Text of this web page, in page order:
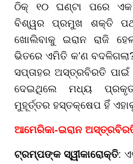
ଠିକ୍ ୧୦ ଘଣ୍ଟା ପରେ ଏକ
ବିଶ୍ୱର ପ୍ରମୁଖ ଶକ୍ତି
ଖୋଲିବାକୁ ଇରାନ ରାଜି
ଭିତରେ ଏମିତି କ'ଣ
ସପ୍ତାହର ଅସ୍ତ୍ରବିରତି ପାଇଁ
ଦେଇଥିଲେ ମଧ୍ୟ
ମୁହୂର୍ତ୍ତର ହସ୍ତକ୍ଷେପ ହିଁ
ଆମେରିକା-ଇରାନ
ଟ୍ରମ୍ପଙ୍କ ସ୍ୱୀକାରୋକ୍ତି: